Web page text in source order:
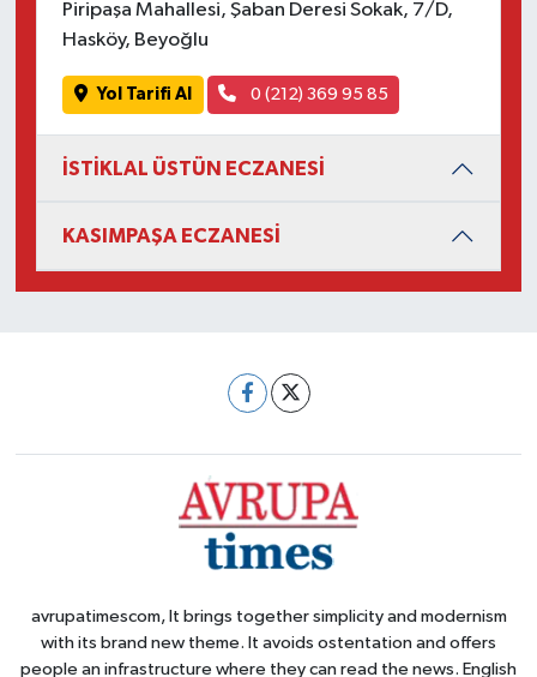
Piripaşa Mahallesi, Şaban Deresi Sokak, 7/D,
Hasköy, Beyoğlu
Yol Tarifi Al 0 (212) 369 95 85
İSTİKLAL ÜSTÜN ECZANESİ
KASIMPAŞA ECZANESİ
avrupatimescom, It brings together simplicity and modernism
with its brand new theme. It avoids ostentation and offers
people an infrastructure where they can read the news. English